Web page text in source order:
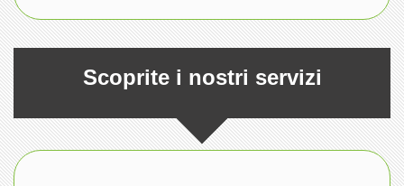
Scoprite i nostri servizi